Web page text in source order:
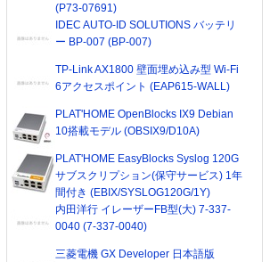
(P73-07691)
IDEC AUTO-ID SOLUTIONS バッテリ
ー BP-007 (BP-007)
TP-Link AX1800 壁面埋め込み型 Wi-Fi
6アクセスポイント (EAP615-WALL)
PLAT'HOME OpenBlocks IX9 Debian
10搭載モデル (OBSIX9/D10A)
PLAT'HOME EasyBlocks Syslog 120G
サブスクリプション(保守サービス) 1年
間付き (EBIX/SYSLOG120G/1Y)
内田洋行 イレーザーFB型(大) 7-337-
0040 (7-337-0040)
三菱電機 GX Developer 日本語版